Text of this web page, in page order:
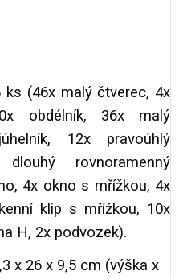
(46x malý čtverec, 4x
obdélník, 36x malý
12x pravoúhlý
rovnoramenný
4x okno s mřížkou, 4x
klip s mřížkou, 10x
H, 2x podvozek).
x 26 x 9,5 cm (výška x